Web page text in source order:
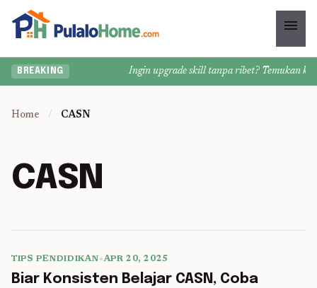
menu
BREAKING Ingin upgrade skill tanpa ribet? Temukan
Home / CASN
CASN
5 min read
TIPS PENDIDIKAN•APR 20, 2025
Biar Konsisten Belajar CASN, Coba